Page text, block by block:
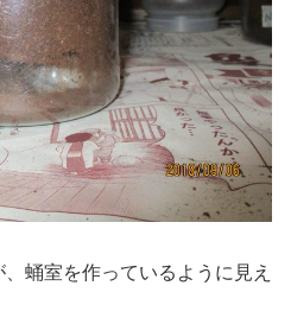
蛹室を作っているように見え